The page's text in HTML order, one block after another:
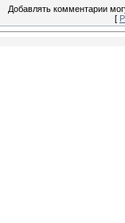
Добавлять комментарии
[